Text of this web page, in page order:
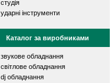
студія
ударні інструменти
Каталог за виробниками
звукове обладнання
світлове обладнання
dj обладнання